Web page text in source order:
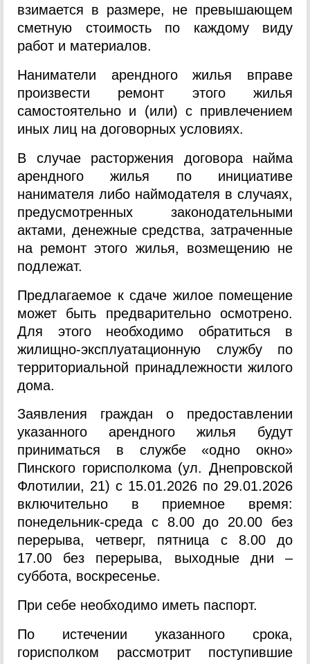
взимается в размере, не превышающем
сметную стоимость по каждому виду
работ и материалов.
Наниматели арендного жилья вправе
произвести ремонт этого жилья
самостоятельно и (или) с привлечением
иных лиц на договорных условиях.
В случае расторжения договора найма
арендного жилья по инициативе
нанимателя либо наймодателя в случаях,
предусмотренных законодательными
актами, денежные средства, затраченные
на ремонт этого жилья, возмещению не
подлежат.
Предлагаемое к сдаче жилое помещение
может быть предварительно осмотрено.
Для этого необходимо обратиться в
жилищно-эксплуатационную службу по
территориальной принадлежности жилого
дома.
Заявления граждан о предоставлении
указанного арендного жилья будут
приниматься в службе «одно окно»
Пинского горисполкома (ул. Днепровской
Флотилии, 21) с 15.01.2026 по 29.01.2026
включительно в приемное время:
понедельник-среда с 8.00 до 20.00 без
перерыва, четверг, пятница с 8.00 до
17.00 без перерыва, выходные дни –
суббота, воскресенье.
При себе необходимо иметь паспорт.
По истечении указанного срока,
горисполком рассмотрит поступившие